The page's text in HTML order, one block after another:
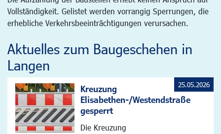
Vollständigkeit. Gelistet werden vorrangig Sperrungen, die
erhebliche Verkehrsbeeinträchtigungen verursachen.
Aktuelles zum Baugeschehen in
Langen
Kreuzung
Elisabethen-/Westendstraße
gesperrt
Die Kreuzung
25.05.2026